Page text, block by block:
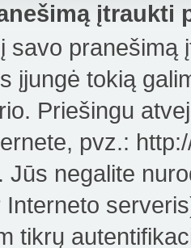
įtraukti
savo
įjungė tokią
Priešingu
pvz.:
Jūs negalite
tikrų